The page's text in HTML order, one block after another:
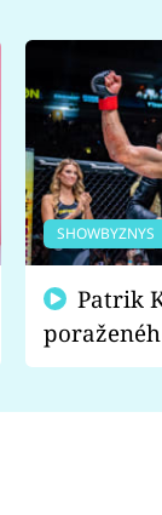
SHOWBYZNYS
fanoušci